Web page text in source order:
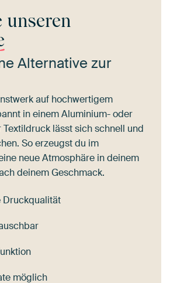
unseren
Alternative zur
auf hochwertigem
in einem Aluminium- oder
Textildruck lässt sich schnell und
So erzeugst du im
neue Atmosphäre in deinem
deinem Geschmack.
Druckqualität
möglich